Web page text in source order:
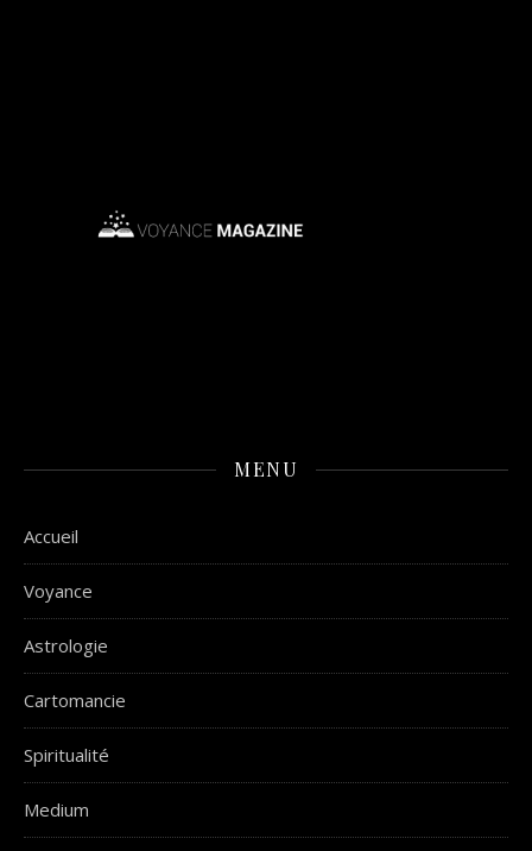
MENU
Accueil
Voyance
Astrologie
Cartomancie
Spiritualité
Medium